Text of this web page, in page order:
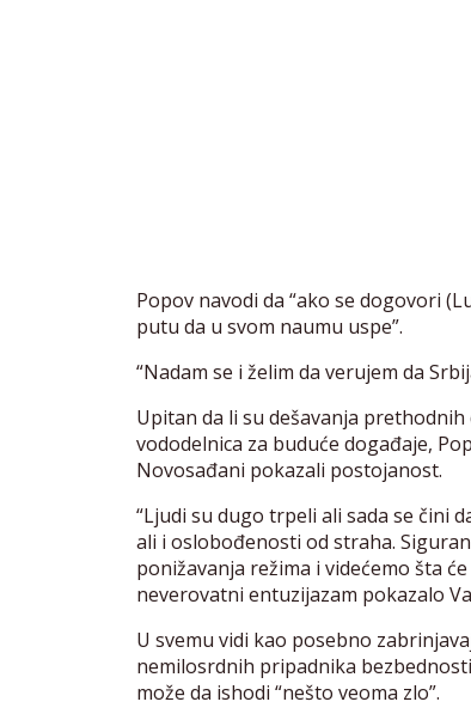
Popov navodi da “ako se dogovori
putu da u svom naumu uspe”.
“Nadam se i želim da verujem da
Upitan da li su dešavanja
vododelnica za buduće događaje,
Novosađani pokazali postojanost.
“Ljudi su dugo trpeli ali sada se čini
ali i oslobođenosti od straha.
ponižavanja režima i videćemo šta
neverovatni entuzijazam pokazalo
U svemu vidi kao posebno
nemilosrdnih pripadnika
može da ishodi “nešto veoma zlo”.